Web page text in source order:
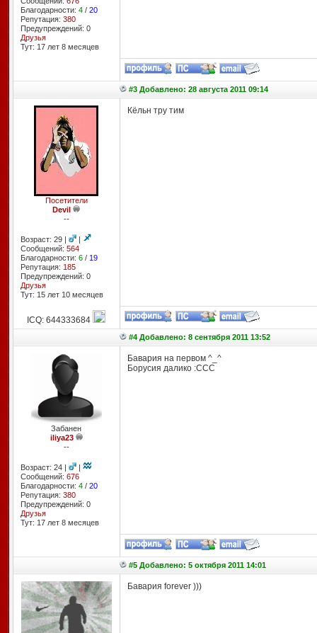
Благодарности: 4/ 20
Репутация: 380
Предупреждений: 0
Друзья
Тут: 17 лет 8 месяцев
#3 Добавлено: 28 августа 2011 09:14
Посетители
Devil
--
Возраст: 29 |
|
Сообщений: 564
Благодарности: 6/ 19
Репутация: 185
Предупреждений: 0
Друзья
Тут: 15 лет 10 месяцев
Кёльн тру тим
ICQ: 644333684
#4 Добавлено: 8 сентября 2011 13:52
Забанен
iliya23
--
Возраст: 24 |
|
Сообщений: 676
Благодарности: 4/ 20
Репутация: 380
Предупреждений: 0
Друзья
Тут: 17 лет 8 месяцев
Бавария на первом ^_^
Борусия далико :ССС
#5 Добавлено: 5 октября 2011 14:01
Бавария forever )))